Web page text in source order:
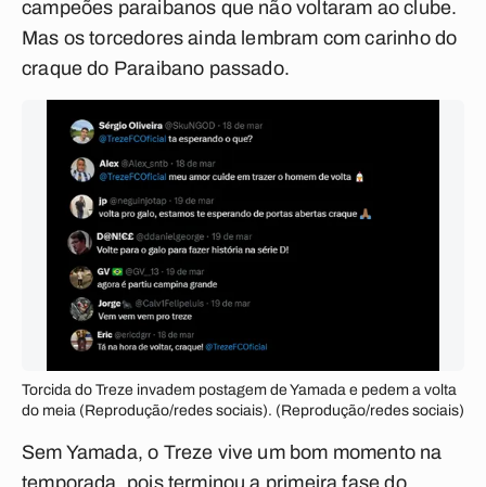
campeões paraibanos que não voltaram ao clube.
Mas os torcedores ainda lembram com carinho do
craque do Paraibano passado.
Torcida do Treze invadem postagem de Yamada e pedem a volta
do meia (Reprodução/redes sociais). (Reprodução/redes sociais)
Sem Yamada, o Treze vive um bom momento na
temporada, pois terminou a primeira fase do